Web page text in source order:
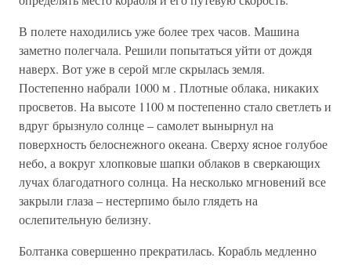
В полете находились уже более трех часов. Машина
заметно полегчала. Решили попытаться уйти от дождя
наверх. Вот уже в серой мгле скрылась земля.
Постепенно набрали 1000 м . Плотные облака, никаких
просветов. На высоте 1100 м постепенно стало светлеть и
вдруг брызнуло солнце – самолет вынырнул на
поверхность белоснежного океана. Сверху ясное голубое
небо, а вокруг хлопковые шапки облаков в сверкающих
лучах благодатного солнца. На несколько мгновений все
закрыли глаза – нестерпимо было глядеть на
ослепительную белизну.
Болтанка совершенно прекратилась. Корабль медленно